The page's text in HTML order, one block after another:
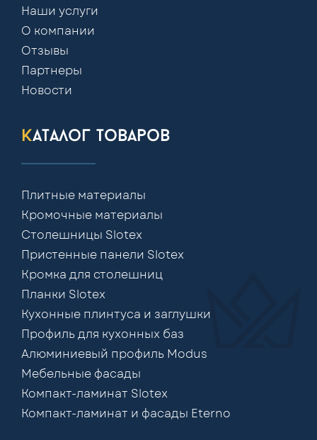
Наши услуги
О компании
Отзывы
Партнеры
Новости
каталог товаров
Плитные материалы
Кромочные материалы
Столешницы Slotex
Пристенные панели Slotex
Кромка для столешниц
Планки Slotex
Кухонные плинтуса и заглушки
Профиль для кухонных баз
Алюминиевый профиль Modus
Мебельные фасады
Компакт-ламинат Slotex
Компакт-ламинат и фасады Eterno